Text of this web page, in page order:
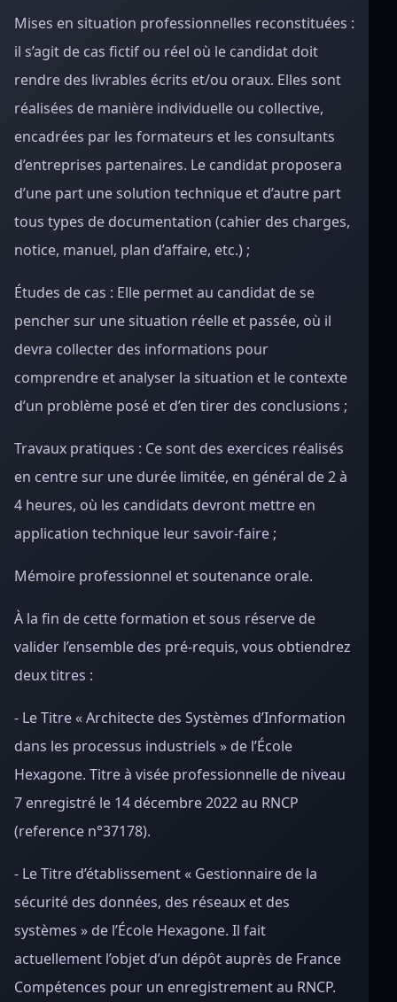
Mises en situation professionnelles reconstituées :
il s’agit de cas fictif ou réel où le candidat doit
rendre des livrables écrits et/ou oraux. Elles sont
réalisées de manière individuelle ou collective,
encadrées par les formateurs et les consultants
d’entreprises partenaires. Le candidat proposera
d’une part une solution technique et d’autre part
tous types de documentation (cahier des charges,
notice, manuel, plan d’affaire, etc.) ;
Études de cas : Elle permet au candidat de se
pencher sur une situation réelle et passée, où il
devra collecter des informations pour
comprendre et analyser la situation et le contexte
d’un problème posé et d’en tirer des conclusions ;
Travaux pratiques : Ce sont des exercices réalisés
en centre sur une durée limitée, en général de 2 à
4 heures, où les candidats devront mettre en
application technique leur savoir-faire ;
Mémoire professionnel et soutenance orale.
À la fin de cette formation et sous réserve de
valider l’ensemble des pré-requis, vous obtiendrez
deux titres :
- Le Titre « Architecte des Systèmes d’Information
dans les processus industriels » de l’École
Hexagone. Titre à visée professionnelle de niveau
7 enregistré le 14 décembre 2022 au RNCP
(reference n°37178).
- Le Titre d’établissement « Gestionnaire de la
sécurité des données, des réseaux et des
systèmes » de l’École Hexagone. Il fait
actuellement l’objet d’un dépôt auprès de France
Compétences pour un enregistrement au RNCP.